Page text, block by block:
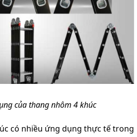
của thang nhôm 4 khúc
có nhiều ứng dụng thực tế trong